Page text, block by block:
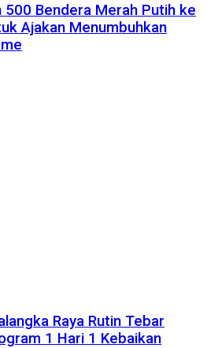
500 Bendera Merah Putih ke
Ajakan Menumbuhkan
Raya Rutin Tebar
1 Hari 1 Kebaikan